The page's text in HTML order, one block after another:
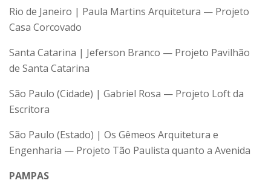
Rio de Janeiro | Paula Martins Arquitetura — Projeto
Casa Corcovado
Santa Catarina | Jeferson Branco — Projeto Pavilhão
de Santa Catarina
São Paulo (Cidade) | Gabriel Rosa — Projeto Loft da
Escritora
São Paulo (Estado) | Os Gêmeos Arquitetura e
Engenharia — Projeto Tão Paulista quanto a Avenida
PAMPAS